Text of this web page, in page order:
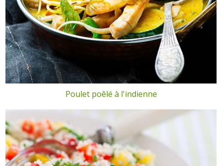
Poulet poêlé à l'indienne